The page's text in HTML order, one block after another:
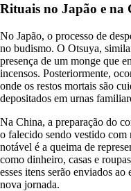
Rituais no Japão e na
No Japão, o processo de
no budismo. O Otsuya,
presença de um monge que
incensos. Posteriormente,
onde os restos mortais são
depositados em urnas
Na China, a preparação do
o falecido sendo vestido com
notável é a queima de
como dinheiro, casas e
esses itens serão enviados
nova jornada.